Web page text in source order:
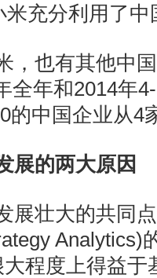
充分利用了
，也有其他中
全年和2014年
的中国企业从4
展的两大原因
展壮大的共同
Analytics)
程度上得益于